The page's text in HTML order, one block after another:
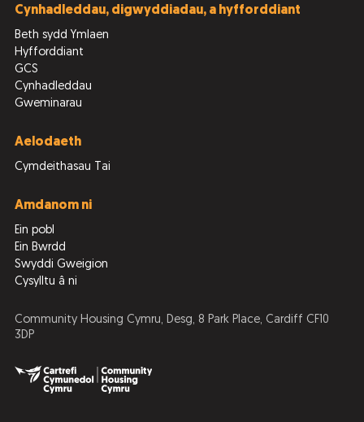
Cynhadleddau, digwyddiadau, a hyfforddiant
Beth sydd Ymlaen
Hyfforddiant
GCS
Cynhadleddau
Gweminarau
Aelodaeth
Cymdeithasau Tai
Amdanom ni
Ein pobl
Ein Bwrdd
Swyddi Gweigion
Cysylltu â ni
Community Housing Cymru, Desg, 8 Park Place, Cardiff CF10
3DP